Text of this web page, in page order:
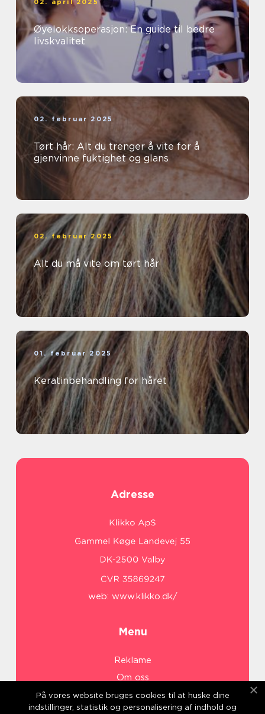
02. april 2025
Øyelokksoperasjon: En guide til bedre
livskvalitet
02. februar 2025
Tørt hår: Alt du trenger å vite for å
gjenvinne fuktighet og glans
02. februar 2025
Alt du må vite om tørt hår
01. februar 2025
Keratinbehandling for håret
Adresse
web: www.klikko.dk/
Menu
Reklame
Om oss
Cookies
Kontakt Oss
På vores website bruges cookies til at huske dine
indstillinger, statistik og personalisering af indhold og